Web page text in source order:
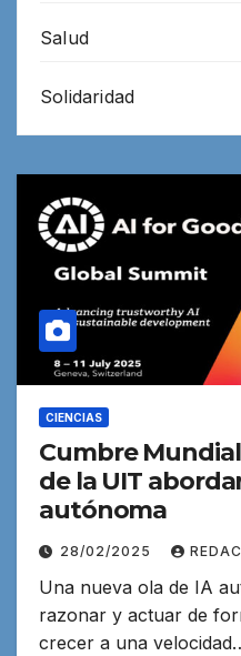
Salud
Solidaridad
CIENCIAS
Cumbre
de la UIT
autónoma
28/02/2025
Una nueva ola de IA
razonar y actuar de
crecer a una